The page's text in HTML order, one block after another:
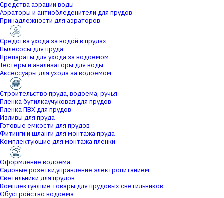
Средства аэрации воды
Аэраторы и антиобледенители для прудов
Принадлежности для аэраторов
Средства ухода за водой в прудах
Пылесосы для пруда
Препараты для ухода за водоемом
Тестеры и анализаторы для воды
Аксессуары для ухода за водоемом
Строительство пруда, водоема, ручья
Пленка бутилкаучуковая для прудов
Пленка ПВХ для прудов
Изливы для пруда
Готовые емкости для прудов
Фитинги и шланги для монтажа пруда
Комплектующие для монтажа пленки
Оформление водоема
Садовые розетки,управление электропитанием
Светильники для прудов
Комплектующие товары для прудовых светильников
Обустройство водоема